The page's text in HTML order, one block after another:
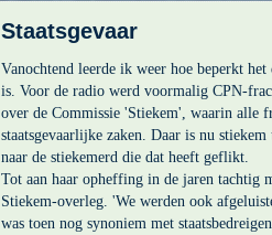
Staatsgevaar
Vanochtend leerde ik weer hoe beperkt het
is. Voor de radio werd voormalig CPN-
over de Commissie 'Stiekem', waarin alle
staatsgevaarlijke zaken. Daar is nu
naar de stiekemerd die dat heeft geflikt.
Tot aan haar opheffing in de jaren tachtig
Stiekem-overleg. 'We werden ook
was toen nog synoniem met